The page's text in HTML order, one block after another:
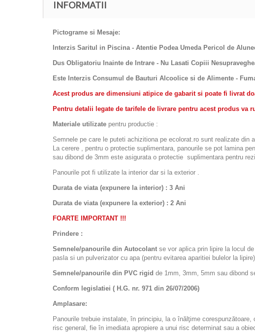
INFORMATII
Pictograme si Mesaje:
Interzis Saritul in Piscina - Atentie Podea Umeda Pericol de
Dus Obligatoriu Inainte de Intrare - Nu Lasati Copiii
Este Interzis Consumul de Bauturi Alcoolice si de Alimente -
Acest produs are dimensiuni atipice de gabarit si poate fi livrat
Pentru detalii legate de tarifele de livrare pentru acest produs va
Materiale utilizate pentru productie :
Semnele pe care le puteti achizitiona pe ecolorat.ro sunt realizate din
La cerere , pentru o protectie suplimentara, panourile se pot lamina
sau dibond de 3mm este asigurata o protectie suplimentara pentru
Panourile pot fi utilizate la interior dar si la exterior .
Durata de viata (expunere la interior) : 3 Ani
Durata de viata (expunere la exterior) : 2 Ani
FOARTE IMPORTANT !!!
Prindere :
Semnele/panourile din Autocolant se vor aplica prin lipire la locul
pasla si un pulverizator cu apa (pentru evitarea aparitiei bulelor la lipire).
Semnele/panourile din PVC rigid de 1mm, 3mm, 5mm sau dibond
Conform legislatiei ( H.G. nr. 971 din 26/07/2006)
Amplasare:
Panourile trebuie instalate, în principiu, la o înălţime
risc general, fie în imediata apropiere a unui risc determinat sau a